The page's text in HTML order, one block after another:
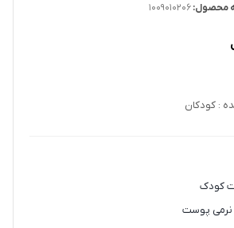
محصول:1009010206
: کودکان
کودک
نرمی پوست